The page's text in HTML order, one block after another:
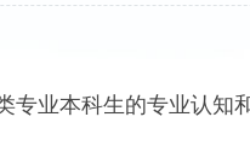
业本科生的专业认知